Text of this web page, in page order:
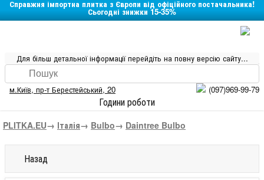
Справжня імпортна плитка з Європи від офіційного постачальника!
Сьогодні знижки 15-35%
Для більш детальної інформації перейдіть на повну версію сайту...
м.Київ, пр-т Берестейський, 20 (097)969-99-79
Години роботи
PLITKA.EU→ Італія→ Bulbo→ Daintree Bulbo
Назад